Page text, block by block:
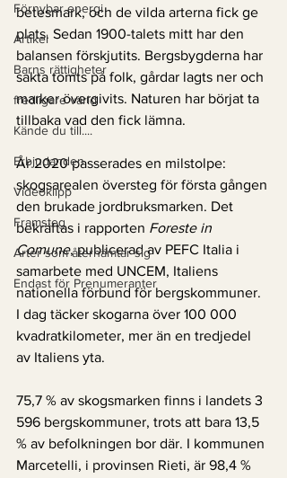
Förnybar energi
Artikel
Barns rättigheter
fredligare värld
Kände du till....
Erbjudanden
Videoklipp
Framsteg
Arter som återhämtar sig
Endast för Prenumeranter
betesmark, och de vilda arterna fick ge
plats. Sedan 1900-talets mitt har den
balansen förskjutits. Bergsbygderna har
sakta tömts på folk, gårdar lagts ner och
marker övergivits. Naturen har börjat ta
tillbaka vad den fick lämna.
År 2020 passerades en milstolpe:
skogsarealen översteg för första gången
den brukade jordbruksmarken. Det
bekräftas i rapporten Foreste in
Comune, publicerad av PEFC Italia i
samarbete med UNCEM, Italiens
nationella förbund för bergskommuner.
I dag täcker skogarna över 100 000
kvadratkilometer, mer än en tredjedel
av Italiens yta.
75,7 % av skogsmarken finns i landets 3
596 bergskommuner, trots att bara 13,5
% av befolkningen bor där. I kommunen
Marcetelli, i provinsen Rieti, är 98,4 %